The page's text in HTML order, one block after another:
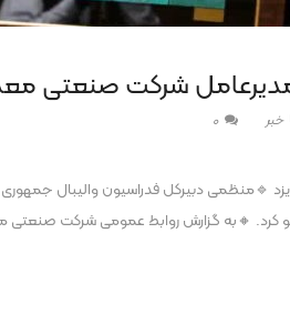
مدیرعامل شرکت صنعتی
خبر 0
🔹منظمی دبیرکل فدراسیون والیبال
🔸به گزارش روابط عمومی شرکت صنعتی